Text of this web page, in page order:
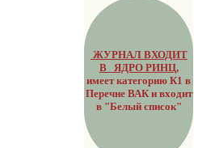
ЖУРНАЛ ВХОДИТ
В ЯДРО РИНЦ,
имеет категорию К1 в
Перечне ВАК и входит
в "Белый список"